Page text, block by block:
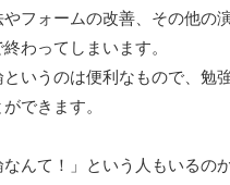
フォームの改善、その他の
わってしまいます。
というのは便利なもので、勉
できます。
んて！」という人もいるの